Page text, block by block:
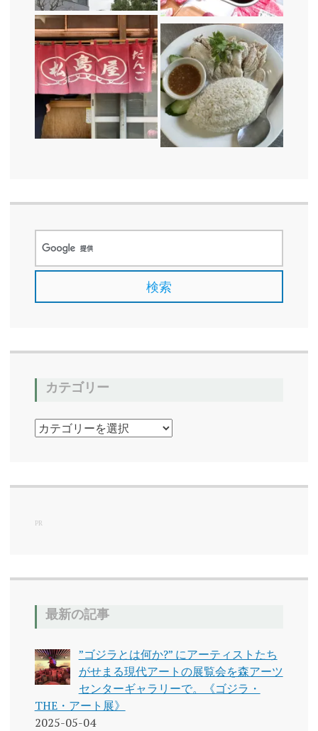
カテゴリー
カ
テ
ー
PR
最新の記事
”ゴジラとは何か?” にアーティストたち
がせまる現代アートの展覧会を森アーツ
センターギャラリーで。《ゴジラ・
THE・アート展》
2025-05-04